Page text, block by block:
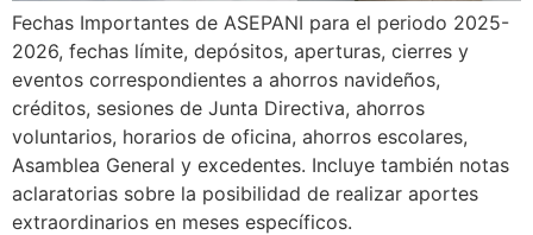
Fechas Importantes de ASEPANI para el periodo 2025-
2026, fechas límite, depósitos, aperturas, cierres y
eventos correspondientes a ahorros navideños,
créditos, sesiones de Junta Directiva, ahorros
voluntarios, horarios de oficina, ahorros escolares,
Asamblea General y excedentes. Incluye también notas
aclaratorias sobre la posibilidad de realizar aportes
extraordinarios en meses específicos.